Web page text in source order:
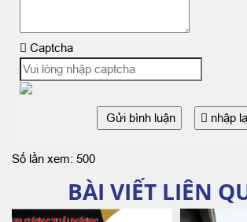
Captcha
Gửi bình luận nhập
Số lần xem: 500
BÀI VIẾT LIÊN